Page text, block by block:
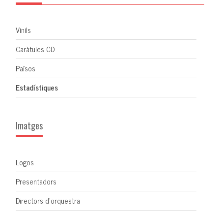
Vinils
Caràtules CD
Països
Estadístiques
Imatges
Logos
Presentadors
Directors d'orquestra